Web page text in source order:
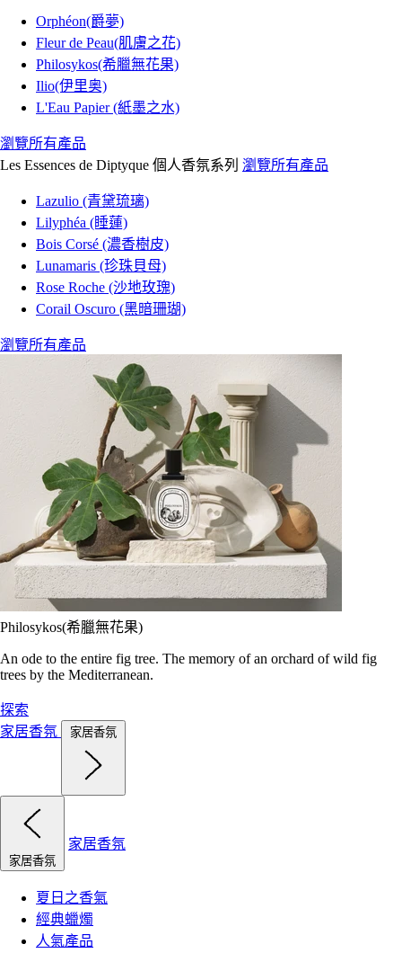
Orphéon(爵夢)
Fleur de Peau(肌膚之花)
Philosykos(希臘無花果)
Ilio(伊里奥)
L'Eau Papier (紙墨之水)
瀏覽所有產品
Les Essences de Diptyque 個人香氛系列 瀏覽所有產品
Lazulio (青黛琉璃)
Lilyphéa (睡蓮)
Bois Corsé (濃香樹皮)
Lunamaris (珍珠貝母)
Rose Roche (沙地玫瑰)
Corail Oscuro (黑暗珊瑚)
瀏覽所有產品
Philosykos(希臘無花果)
An ode to the entire fig tree. The memory of an orchard of wild fig
trees by the Mediterranean.
探索
家居香氛
家居香氛
家居香氛
家居香氛
夏日之香氣
經典蠟燭
人氣產品